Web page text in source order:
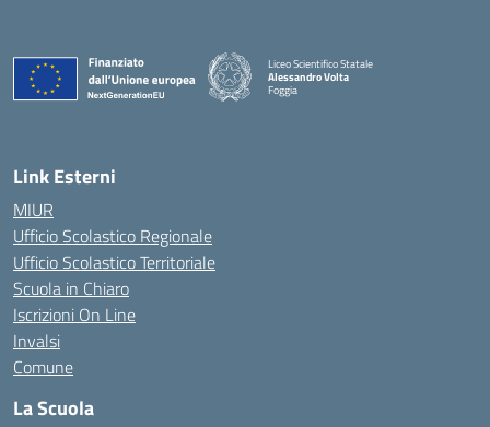
Liceo Scientifico Statale
Alessandro Volta
Foggia
— Visita la pagina iniziale della scuola
Link Esterni
MIUR
Ufficio Scolastico Regionale
Ufficio Scolastico Territoriale
Scuola in Chiaro
Iscrizioni On Line
Invalsi
Comune
La Scuola